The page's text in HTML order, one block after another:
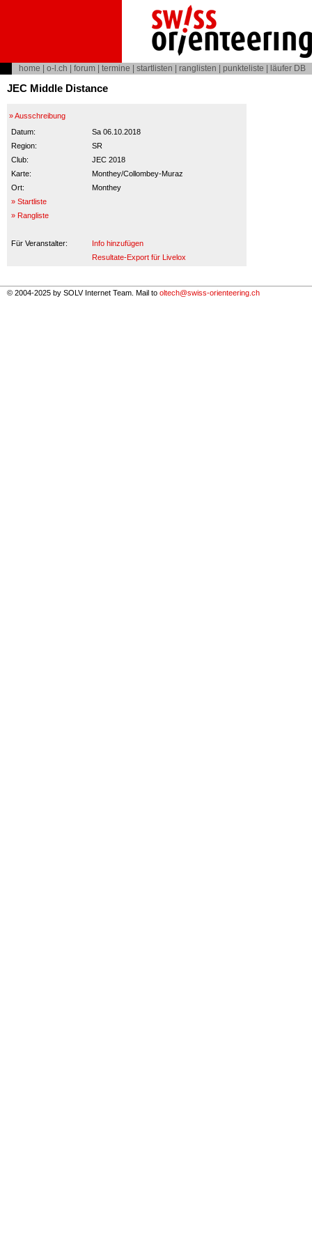
home o-l.ch forum termine startlisten ranglisten punkteliste läufer DB
JEC Middle Distance
» Ausschreibung
Datum:
Sa 06.10.2018
Region:
SR
Club:
JEC 2018
Karte:
Monthey/Collombey-Muraz
Ort:
Monthey
» Startliste
» Rangliste
Für Veranstalter:
Info hinzufügen
Resultate-Export für Livelox
© 2004-2025 by SOLV Internet Team. Mail to oltech@swiss-orienteering.ch